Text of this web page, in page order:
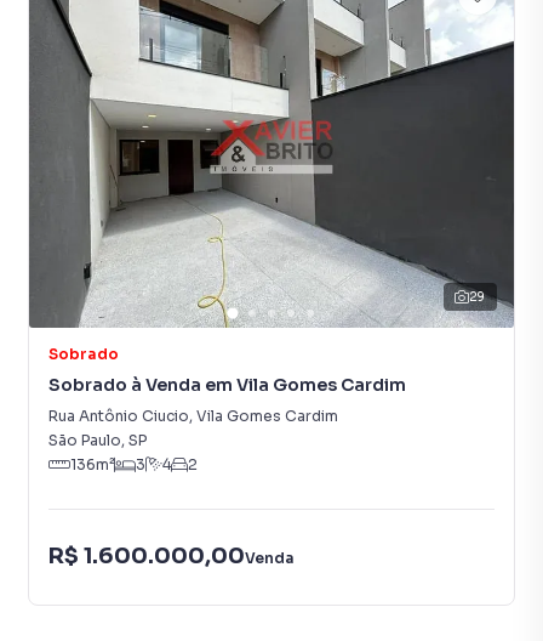
29
Sobrado
Sobrado à Venda em Vila Gomes Cardim
Rua Antônio Ciucio, Vila Gomes Cardim
São Paulo, SP
136m² 3 4 2
R$ 1.600.000,00Venda